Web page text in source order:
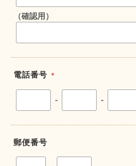
（確認用）
電話番号 ＊
- -
郵便番号